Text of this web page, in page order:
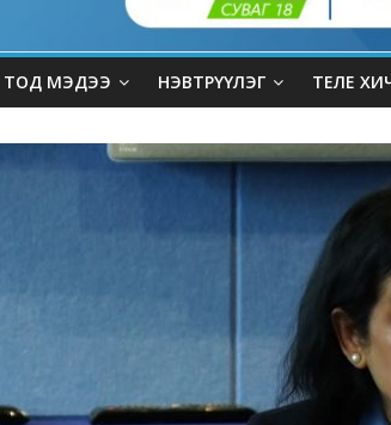
ТОД МЭДЭЭ НЭВТРҮҮЛЭГ ТЕЛЕ